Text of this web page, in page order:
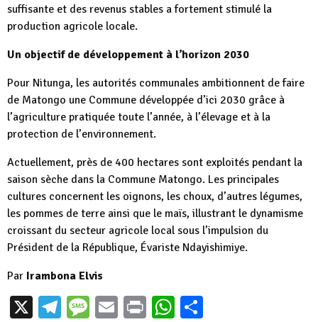
suffisante et des revenus stables a fortement stimulé la
production agricole locale.
Un objectif de développement à l’horizon 2030
Pour Nitunga, les autorités communales ambitionnent de faire
de Matongo une Commune développée d’ici 2030 grâce à
l’agriculture pratiquée toute l’année, à l’élevage et à la
protection de l’environnement.
Actuellement, près de 400 hectares sont exploités pendant la
saison sèche dans la Commune Matongo. Les principales
cultures concernent les oignons, les choux, d’autres légumes,
les pommes de terre ainsi que le maïs, illustrant le dynamisme
croissant du secteur agricole local sous l’impulsion du
Président de la République, Évariste Ndayishimiye.
Par Irambona Elvis
X Telegram
Message
EmailPrintWhatsApp